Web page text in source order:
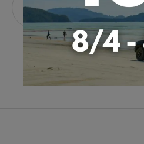
01 自動車メーカーを選ぶ